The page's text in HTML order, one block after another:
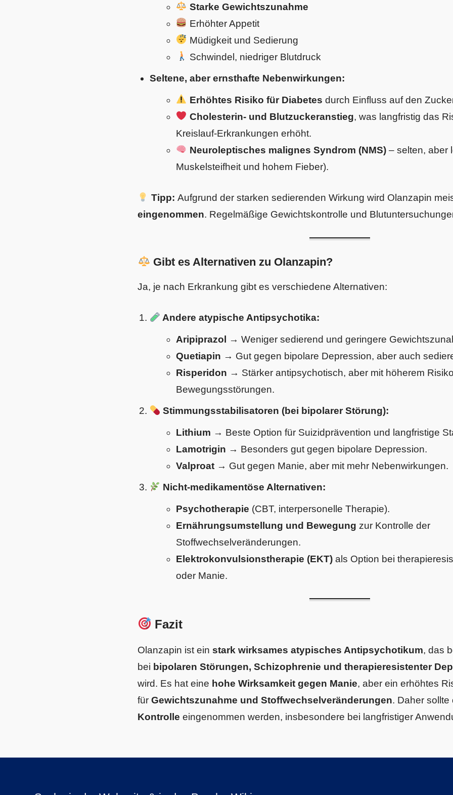
Starke Gewichtszunahme
Erhöhter Appetit
Müdigkeit und Sedierung
Schwindel, niedriger Blutdruck
Seltene, aber ernsthafte Nebenwirkungen:
Erhöhtes Risiko für Diabetes durch Einfluss auf den
Cholesterin- und Blutzuckeranstieg, was langfristig das
Kreislauf-Erkrankungen erhöht.
Neuroleptisches malignes Syndrom (NMS)– selten, aber
Muskelsteifheit und hohem Fieber).
Tipp: Aufgrund der starken sedierenden Wirkung wird Olanzapin
eingenommen. Regelmäßige Gewichtskontrolle und
Gibt es Alternativen zu Olanzapin?
Ja, je nach Erkrankung gibt es verschiedene Alternativen:
Andere atypische Antipsychotika:
Aripiprazol → Weniger sedierend und geringere
Quetiapin → Gut gegen bipolare Depression, aber auch
Risperidon → Stärker antipsychotisch, aber mit höherem
Bewegungsstörungen.
Stimmungsstabilisatoren (bei bipolarer Störung):
Lithium → Beste Option für Suizidprävention und langfristige
Lamotrigin → Besonders gut gegen bipolare Depression.
Valproat → Gut gegen Manie, aber mit mehr Nebenwirkungen.
Nicht-medikamentöse Alternativen:
Psychotherapie (CBT, interpersonelle Therapie).
Ernährungsumstellung und Bewegung zur Kontrolle der
Stoffwechselveränderungen.
Elektrokonvulsionstherapie (EKT) als Option bei
oder Manie.
Fazit
Olanzapin ist ein stark wirksames atypisches Antipsychotikum, das
bei bipolaren Störungen, Schizophrenie und therapieresistenter
wird. Es hat eine hohe Wirksamkeit gegen Manie, aber ein erhöhtes
für Gewichtszunahme und Stoffwechselveränderungen. Daher sollte
Kontrolle eingenommen werden, insbesondere bei langfristiger